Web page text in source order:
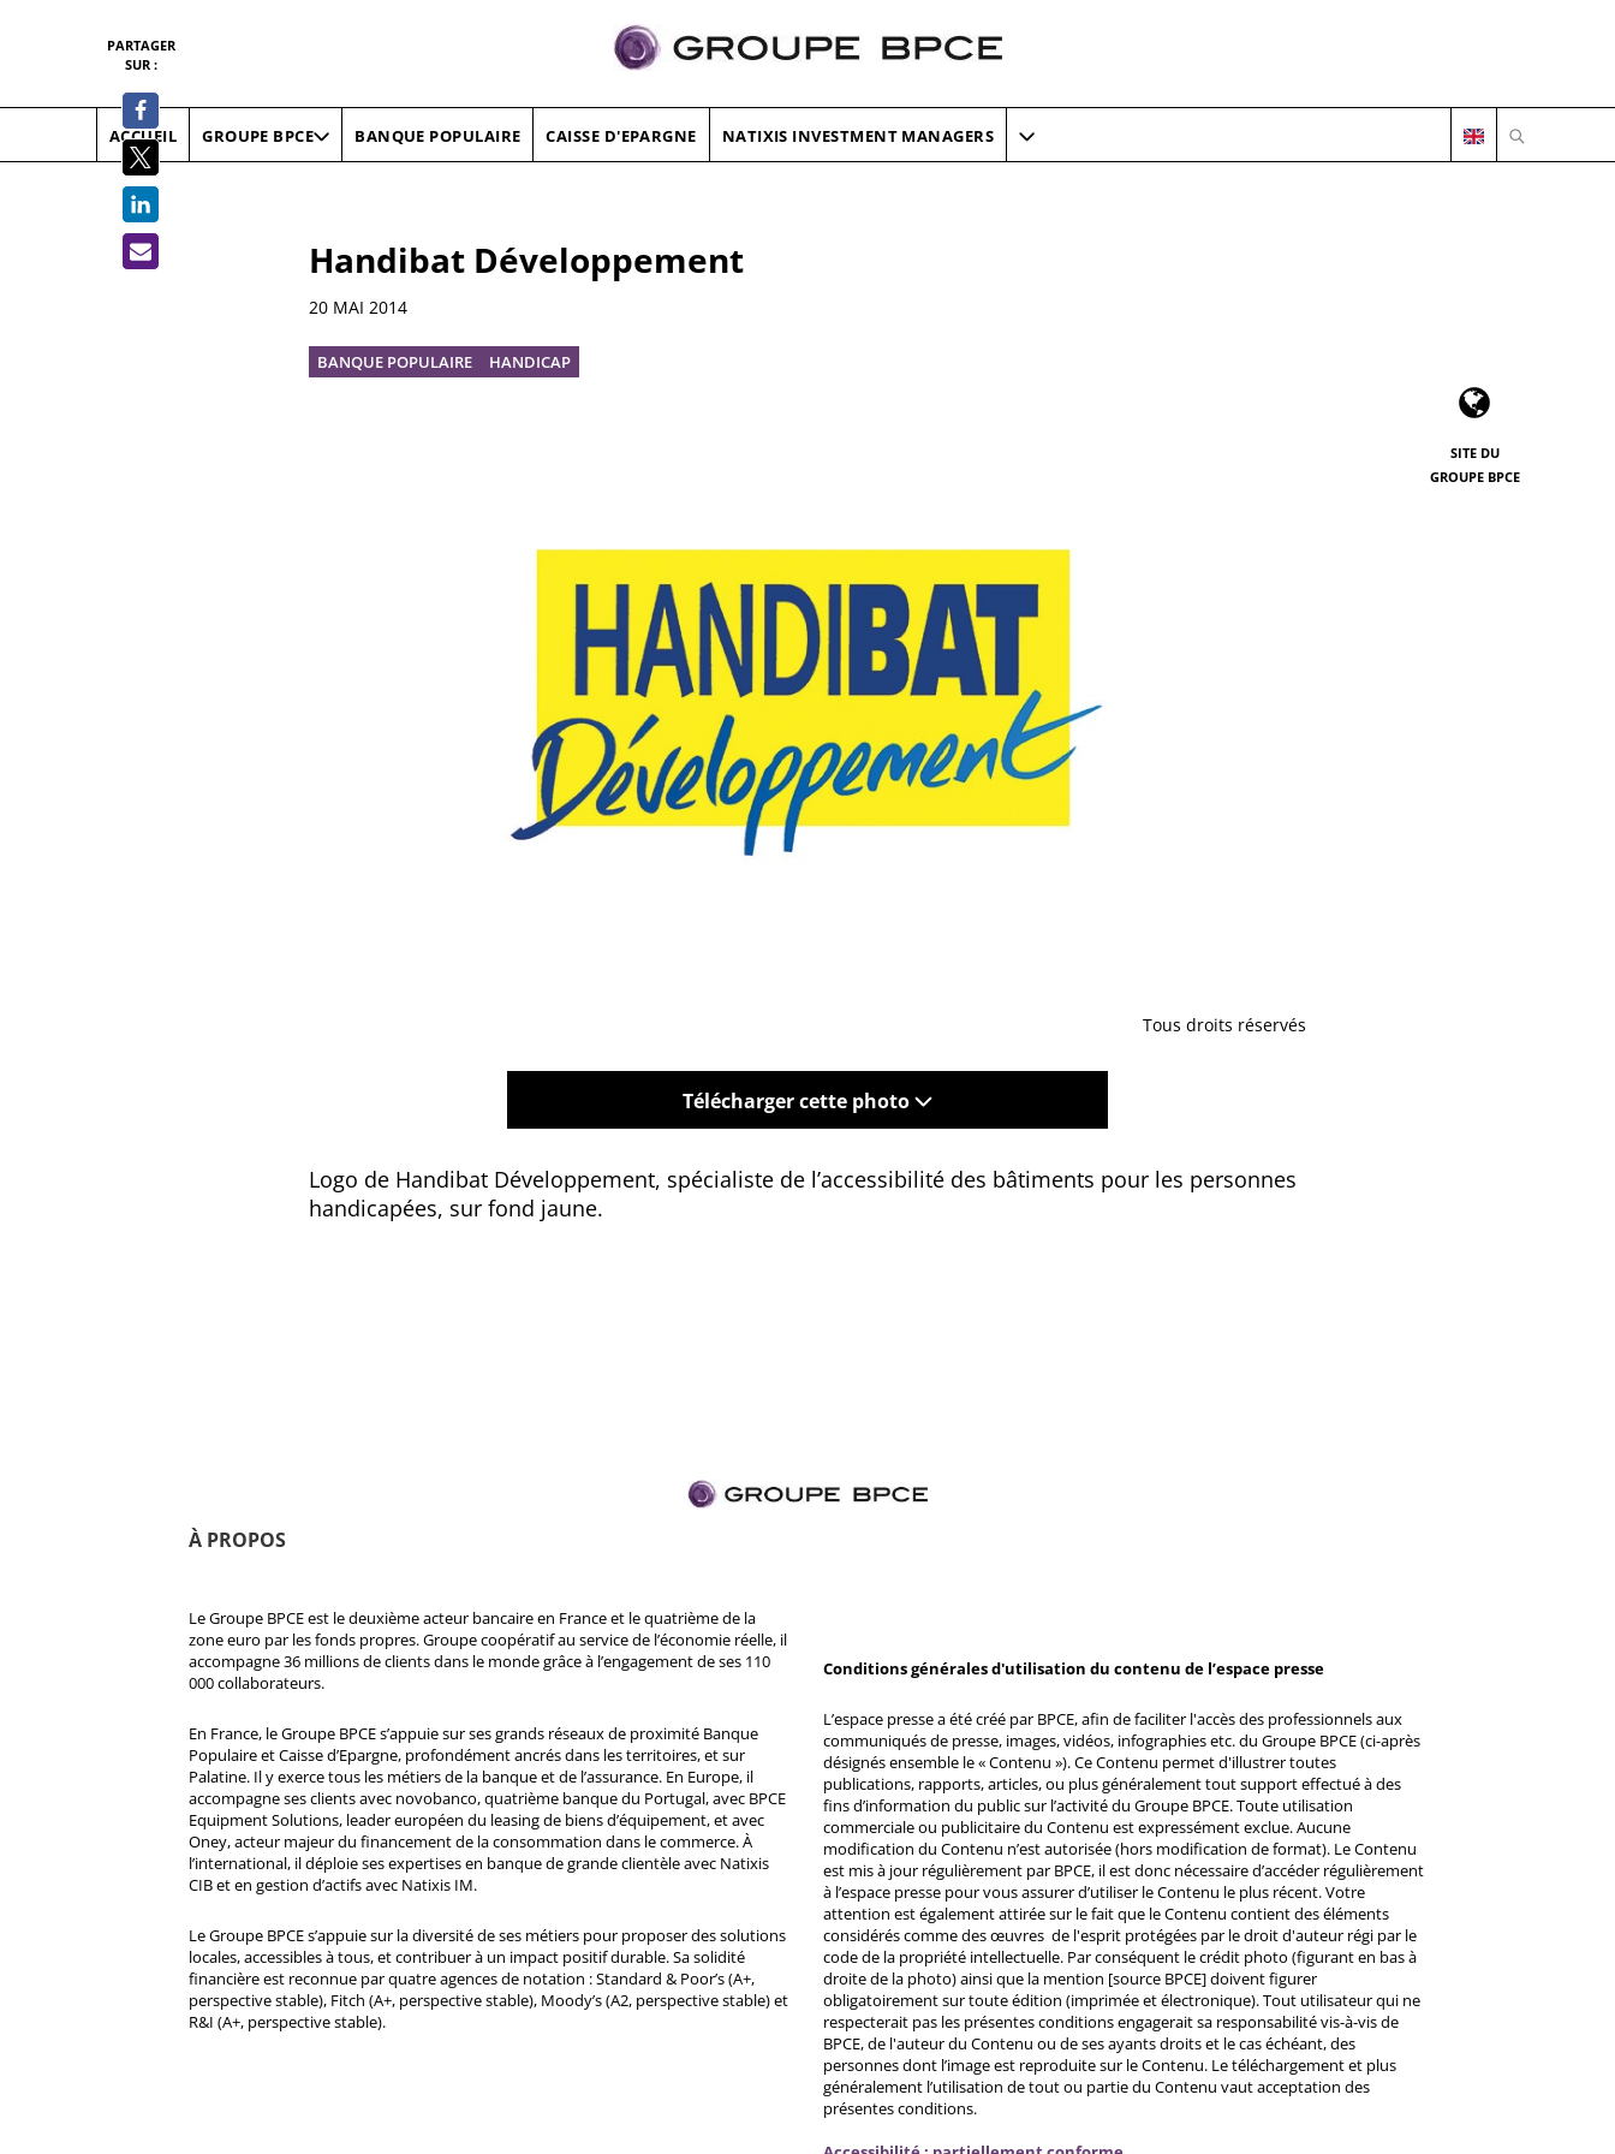
ACCUEIL GROUPE BPCE BANQUE POPULAIRE CAISSE D'EPARGNE NATIXIS INVESTMENT MANAGERS OUVRIR LA
Handibat Développement
Informations
20 MAI 2014
BANQUE POPULAIRE HANDICAP
PARTAGER
SUR :
SITE DU
GROUPE BPCE
Tous droits réservés
Télécharger cette photo
Logo de Handibat Développement, spécialiste de l’accessibilité des bâtiments pour les personnes
handicapées, sur fond jaune.
À PROPOS
Le Groupe BPCE est le deuxième acteur bancaire en France et le quatrième de la
zone euro par les fonds propres. Groupe coopératif au service de l’économie réelle, il
accompagne 36 millions de clients dans le monde grâce à l’engagement de ses 110
000 collaborateurs.
En France, le Groupe BPCE s’appuie sur ses grands réseaux de proximité Banque
Populaire et Caisse d’Epargne, profondément ancrés dans les territoires, et sur
Palatine. Il y exerce tous les métiers de la banque et de l’assurance. En Europe, il
accompagne ses clients avec novobanco, quatrième banque du Portugal, avec BPCE
Equipment Solutions, leader européen du leasing de biens d’équipement, et avec
Oney, acteur majeur du financement de la consommation dans le commerce. À
l’international, il déploie ses expertises en banque de grande clientèle avec Natixis
CIB et en gestion d’actifs avec Natixis IM.
Le Groupe BPCE s’appuie sur la diversité de ses métiers pour proposer des solutions
locales, accessibles à tous, et contribuer à un impact positif durable. Sa solidité
financière est reconnue par quatre agences de notation : Standard & Poor’s (A+,
perspective stable), Fitch (A+, perspective stable), Moody’s (A2, perspective stable) et
R&I (A+, perspective stable).
Conditions générales d'utilisation du contenu de l’espace presse
L’espace presse a été créé par BPCE, afin de faciliter l'accès des professionnels aux
communiqués de presse, images, vidéos, infographies etc. du Groupe BPCE (ci-après
désignés ensemble le « Contenu »). Ce Contenu permet d'illustrer toutes
publications, rapports, articles, ou plus généralement tout support effectué à des
fins d’information du public sur l’activité du Groupe BPCE. Toute utilisation
commerciale ou publicitaire du Contenu est expressément exclue. Aucune
modification du Contenu n’est autorisée (hors modification de format). Le Contenu
est mis à jour régulièrement par BPCE, il est donc nécessaire d’accéder régulièrement
à l’espace presse pour vous assurer d’utiliser le Contenu le plus récent. Votre
attention est également attirée sur le fait que le Contenu contient des éléments
considérés comme des œuvres de l'esprit protégées par le droit d'auteur régi par le
code de la propriété intellectuelle. Par conséquent le crédit photo (figurant en bas à
droite de la photo) ainsi que la mention [source BPCE] doivent figurer
obligatoirement sur toute édition (imprimée et électronique). Tout utilisateur qui ne
respecterait pas les présentes conditions engagerait sa responsabilité vis-à-vis de
BPCE, de l'auteur du Contenu ou de ses ayants droits et le cas échéant, des
personnes dont l’image est reproduite sur le Contenu. Le téléchargement et plus
généralement l’utilisation de tout ou partie du Contenu vaut acceptation des
présentes conditions.